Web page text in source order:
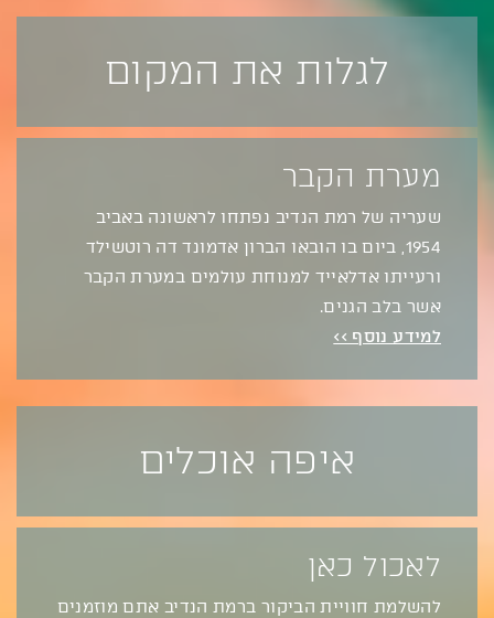
לגלות את המקום
מערת הקבר
שעריה של רמת הנדיב נפתחו לראשונה באביב
1954, ביום בו הובאו הברון אדמונד דה רוטשילד
ורעייתו אדלאייד למנוחת עולמים במערת הקבר
אשר בלב הגנים.
למידע נוסף >>
איפה אוכלים
לאכול כאן
להשלמת חוויית הביקור ברמת הנדיב אתם מוזמנים